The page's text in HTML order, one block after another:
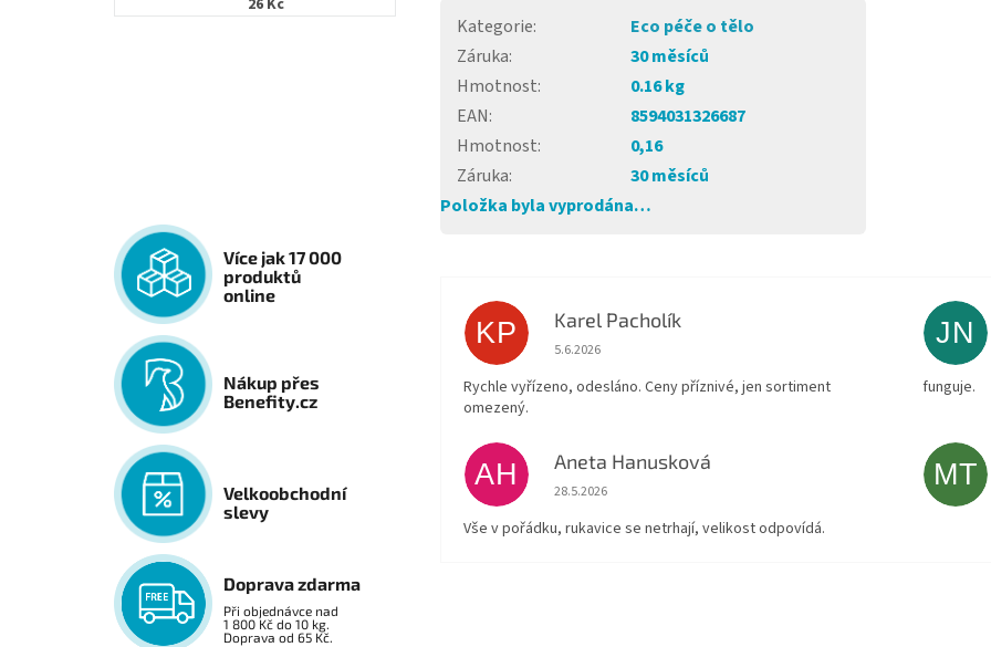
26 Kč
Více jak 17 000
produktů
online
Nákup přes
Benefity.cz
Velkoobchodní
slevy
Doprava zdarma
Při objednávce nad
1 800 Kč do 10 kg.
Doprava od 65 Kč.
Kategorie:
Eco péče o tělo
Záruka:
30 měsíců
Hmotnost:
0.16 kg
EAN:
8594031326687
Hmotnost:
0,16
Záruka:
30 měsíců
Položka byla vyprodána…
KP Karel Pacholík
Hodnocení obchodu je 4 z 5 hvězdiček.
5.6.2026
Rychle vyřízeno, odesláno. Ceny příznivé, jen sortiment
omezený.
JN
funguje.
AH Aneta Hanusková
Hodnocení obchodu je 5 z 5 hvězdiček.
28.5.2026
Vše v pořádku, rukavice se netrhají, velikost odpovídá.
MT